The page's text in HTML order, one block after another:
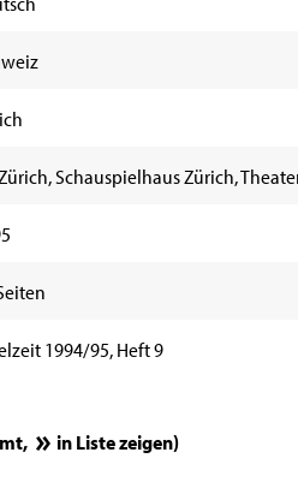
Zürich, Schauspielhaus Zürich,
1994/95, Heft 9
in Liste zeigen)